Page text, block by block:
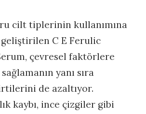
cilt tiplerinin kullanımına
C E Ferulic
çevresel faktörlere
yanı sıra
de azaltıyor.
kaybı, ince çizgiler gibi